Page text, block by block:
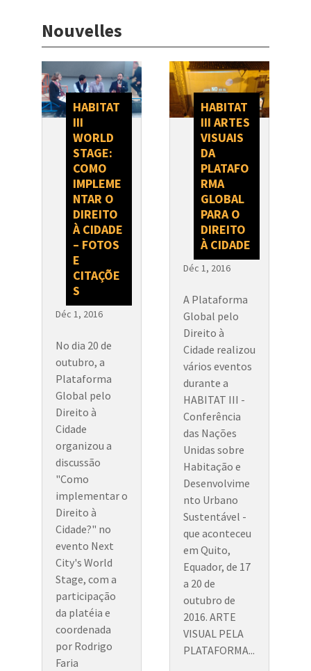
Nouvelles
HABITAT
III
WORLD
STAGE:
COMO
IMPLEME
NTAR O
DIREITO
À CIDADE
– FOTOS
E
CITAÇÕE
S
Déc 1, 2016
No dia 20 de
outubro, a
Plataforma
Global pelo
Direito à
Cidade
organizou a
discussão
"Como
implementar o
Direito à
Cidade?" no
evento Next
City's World
Stage, com a
participação
da platéia e
coordenada
por Rodrigo
Faria
HABITAT
III ARTES
VISUAIS
DA
PLATAFO
RMA
GLOBAL
PARA O
DIREITO
À CIDADE
Déc 1, 2016
A Plataforma
Global pelo
Direito à
Cidade realizou
vários eventos
durante a
HABITAT III -
Conferência
das Nações
Unidas sobre
Habitação e
Desenvolvime
nto Urbano
Sustentável -
que aconteceu
em Quito,
Equador, de 17
a 20 de
outubro de
2016. ARTE
VISUAL PELA
PLATAFORMA...